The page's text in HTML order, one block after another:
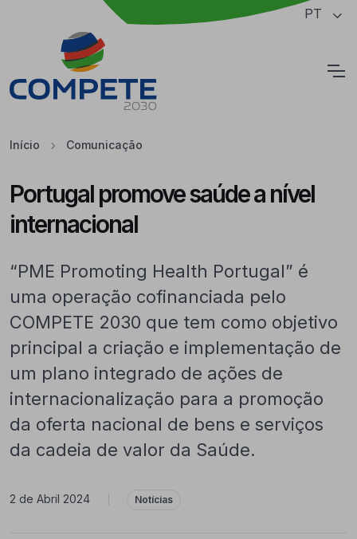
Saltar para o conteúdo principal da página PT
Início Comunicação
Portugal promove saúde a nível
internacional
“PME Promoting Health Portugal” é
uma operação cofinanciada pelo
COMPETE 2030 que tem como objetivo
principal a criação e implementação de
um plano integrado de ações de
internacionalização para a promoção
da oferta nacional de bens e serviços
da cadeia de valor da Saúde.
2 de Abril 2024 Notícias